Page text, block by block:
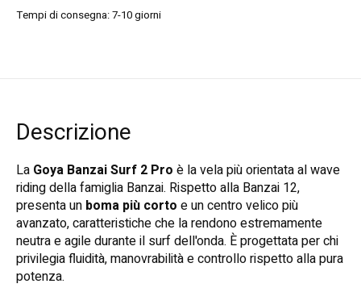
Tempi di consegna: 7-10 giorni
Descrizione
La Goya Banzai Surf 2 Pro è la vela più orientata al wave
riding della famiglia Banzai. Rispetto alla Banzai 12,
presenta un boma più corto e un centro velico più
avanzato, caratteristiche che la rendono estremamente
neutra e agile durante il surf dell'onda. È progettata per chi
privilegia fluidità, manovrabilità e controllo rispetto alla pura
potenza.